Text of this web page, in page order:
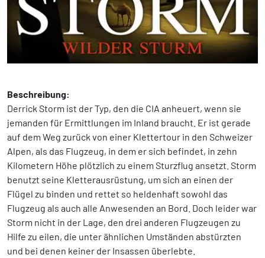
Beschreibung:
Derrick Storm ist der Typ, den die CIA anheuert, wenn sie
jemanden für Ermittlungen im Inland braucht. Er ist gerade
auf dem Weg zurück von einer Klettertour in den Schweizer
Alpen, als das Flugzeug, in dem er sich befindet, in zehn
Kilometern Höhe plötzlich zu einem Sturzflug ansetzt. Storm
benutzt seine Kletterausrüstung, um sich an einen der
Flügel zu binden und rettet so heldenhaft sowohl das
Flugzeug als auch alle Anwesenden an Bord. Doch leider war
Storm nicht in der Lage, den drei anderen Flugzeugen zu
Hilfe zu eilen, die unter ähnlichen Umständen abstürzten
und bei denen keiner der Insassen überlebte.